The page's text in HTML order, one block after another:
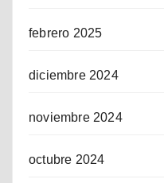
febrero 2025
diciembre 2024
noviembre 2024
octubre 2024